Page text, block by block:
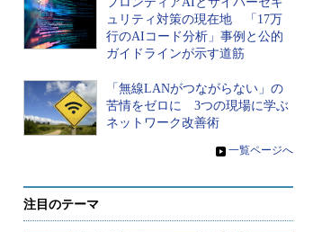
ュリティ対策の現在地 「17万
行のAIコード分析」事例と公的
ガイドラインが示す道筋
「無線LANがつながらない」の
苦情をゼロに 3つの現場に学ぶ
ネットワーク改善術
» 一覧ページへ
注目のテーマ